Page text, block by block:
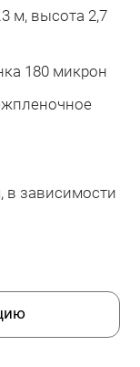
м, высота 2,7
180 микрон
в зависимости